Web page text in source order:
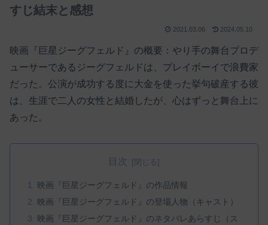
すじ結末と感想
2021.03.06 2024.05.10
映画『巨星ジーグフェルド』の概要：やり手の舞台プロデ
ューサーであるジーグフェルドは、プレイボーイで浪費家
だった。公演が成功する度に大金を使った挙句破産する彼
は、生涯で二人の女性と結婚したが、心はずっと舞台上に
あった。
目次
映画『巨星ジーグフェルド』の作品情報
映画『巨星ジーグフェルド』の登場人物（キャスト）
映画『巨星ジーグフェルド』のネタバレあらすじ（ス